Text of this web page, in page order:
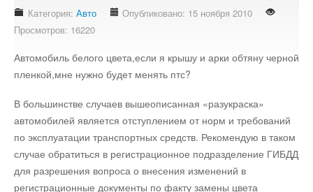
Стихотворения
Детям
Информационные технологии
Кино
Контакты
Категория: Авто
Опубликовано: 15 ноября 2010
Просмотров: 16220
Автомобиль белого цвета,если я крышу и арки обтяну черной
пленкой,мне нужно будет менять птс?
В большинстве случаев вышеописанная «разукраска»
автомобилей является отступлением от норм и требований
по эксплуатации транспортных средств. Рекомендую в таком
случае обратиться в регистрационное подразделение ГИБДД
для разрешения вопроса о внесения изменений в
регистрационные документы по факту замены цвета